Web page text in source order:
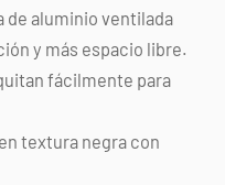
de aluminio ventilada
y más espacio libre.
fácilmente para
textura negra con